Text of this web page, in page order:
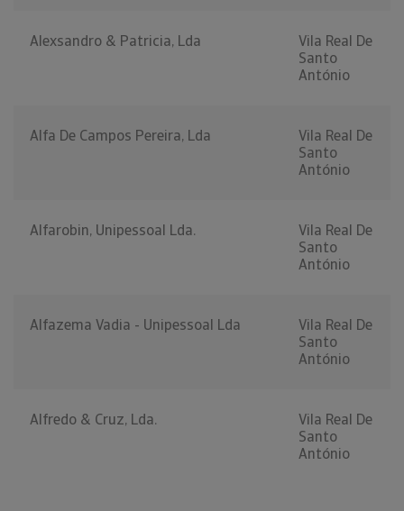
Alexsandro & Patricia, Lda
Vila Real De
Santo
António
Alfa De Campos Pereira, Lda
Vila Real De
Santo
António
Alfarobin, Unipessoal Lda.
Vila Real De
Santo
António
Alfazema Vadia - Unipessoal Lda
Vila Real De
Santo
António
Alfredo & Cruz, Lda.
Vila Real De
Santo
António